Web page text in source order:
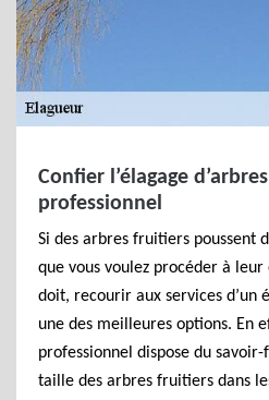
Confier l’élagage
professionnel
Si des arbres fruitiers poussent
que vous voulez procéder à
doit, recourir aux services d’un
une des meilleures options. En
professionnel dispose du
taille des arbres fruitiers dans